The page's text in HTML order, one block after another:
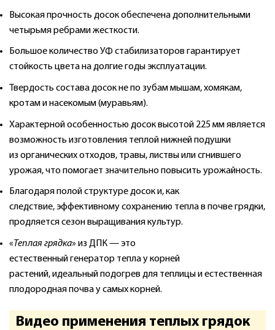
Высокая прочность досок обеспечена дополнительными
четырьмя ребрами жесткости.
Большое количество УФ стабилизаторов гарантирует
стойкость цвета на долгие годы эксплуатации.
Твердость состава досок не по зубам мышам, хомякам,
кротам и насекомым (муравьям).
Характерной особенностью досок высотой 225 мм является
возможность изготовления теплой нижней подушки
из органических отходов, травы, листвы или сгнившего
урожая, что помогает значительно повысить урожайность.
Благодаря полой структуре досок и, как
следствие, эффективному сохранению тепла в почве грядки,
продляется сезон выращивания культур.
«Теплая грядка» из ДПК — это
естественный генератор тепла у корней
растений, идеальный подогрев для теплицы и естественная
плодородная почва у самых корней.
Видео применения теплых грядок